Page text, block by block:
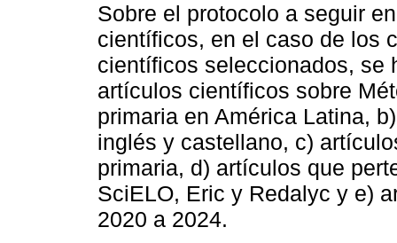
Sobre el protocolo a seguir
científicos, en el caso de los
científicos seleccionados, se
artículos científicos sobre
primaria en América Latina,
inglés y castellano, c)
primaria, d) artículos que
SciELO, Eric y Redalyc y e)
2020 a 2024.